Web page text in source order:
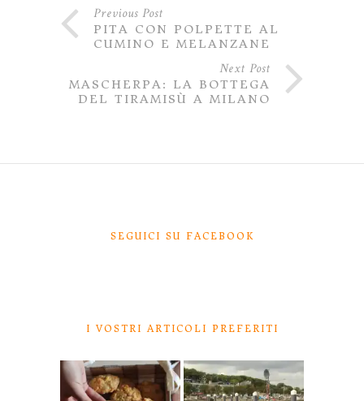
Previous Post
PITA CON POLPETTE AL
CUMINO E MELANZANE
Next Post
MASCHERPA: LA BOTTEGA
DEL TIRAMISÙ A MILANO
SEGUICI SU FACEBOOK
I VOSTRI ARTICOLI PREFERITI